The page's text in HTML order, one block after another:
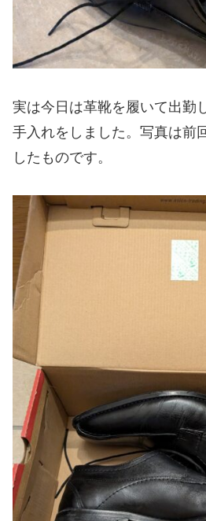
実は今日は革靴を履いて出勤
手入れをしました。写真は前
したものです。